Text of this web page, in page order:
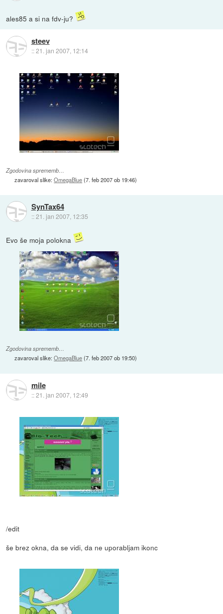
ales85 a si na fdv-ju?
steev
::21. jan 2007, 12:14
Zgodovina sprememb…
zavaroval slike:OmegaBlue(7. feb 2007 ob 19:46)
SynTax64
::21. jan 2007, 12:35
Evo še moja polokna
Zgodovina sprememb…
zavaroval slike:OmegaBlue(7. feb 2007 ob 19:50)
mile
::21. jan 2007, 12:49
/edit
še brez okna, da se vidi, da ne uporabljam ikonc